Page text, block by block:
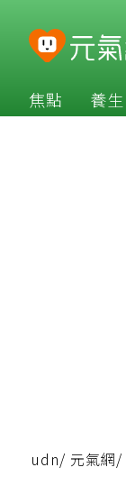
焦點 養生
udn/ 元氣網/